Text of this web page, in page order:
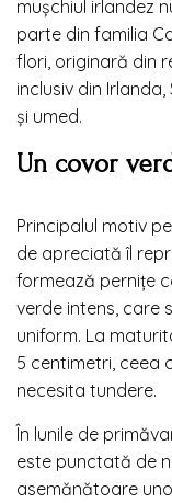
mușchiul irlandez
parte din familia
flori, originară din
inclusiv din
și umed.
Un covor
Principalul motiv
de apreciată îl
formează pernițe
verde intens, care
uniform. La
5 centimetri, ceea
necesita tundere.
În lunile de
este punctată de
asemănătoare